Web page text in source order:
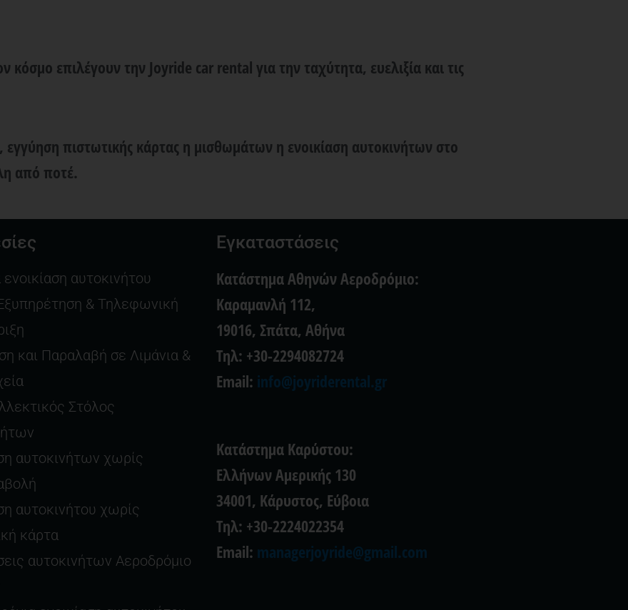
κόσμο επιλέγουν την Joyride car rental για την ταχύτητα, ευελιξία και τις
πιστωτικής κάρτας η μισθωμάτων η ενοικίαση αυτοκινήτων στο
από ποτέ.
ενοικίαση αυτοκινήτου
& Τηλεφωνική
και Παραλαβή σε Λιμάνια &
Στόλος
αυτοκινήτων χωρίς
αυτοκινήτου χωρίς
κάρτα
αυτοκινήτων Αεροδρόμιο
Εγκαταστάσεις
Κατάστημα Αθηνών Αεροδρόμιο:
Καραμανλή 112,
19016, Σπάτα, Αθήνα
Τηλ: +30-2294082724
Email: info@joyriderental.gr
Κατάστημα Καρύστου:
Ελλήνων Αμερικής 130
34001, Κάρυστος, Εύβοια
Τηλ: +30-2224022354
Email: managerjoyride@gmail.com